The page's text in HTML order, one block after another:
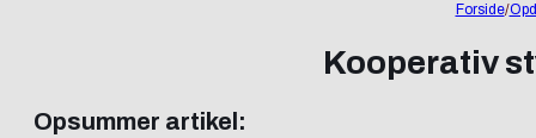
Forside/
Kooperativ
Opsummer artikel: